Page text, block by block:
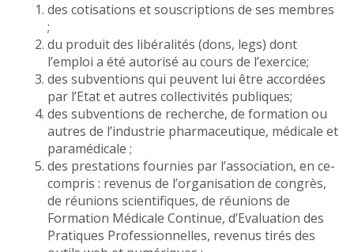
des cotisations et souscriptions de ses membres
;
du produit des libéralités (dons, legs) dont
l’emploi a été autorisé au cours de l’exercice;
des subventions qui peuvent lui être accordées
par l’Etat et autres collectivités publiques;
des subventions de recherche, de formation ou
autres de l’industrie pharmaceutique, médicale et
paramédicale ;
des prestations fournies par l’association, en ce-
compris : revenus de l’organisation de congrès,
de réunions scientifiques, de réunions de
Formation Médicale Continue, d’Evaluation des
Pratiques Professionnelles, revenus tirés des